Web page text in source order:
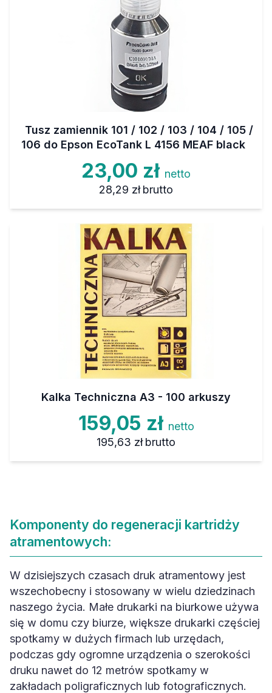
Tusz zamiennik 101 / 102 / 103 / 104 / 105 /
106 do Epson EcoTank L 4156 MEAF black
23,00 zł netto
28,29 zł brutto
Kalka Techniczna A3 - 100 arkuszy
159,05 zł netto
195,63 zł brutto
Komponenty do regeneracji kartridży
atramentowych:
W dzisiejszych czasach druk atramentowy jest
wszechobecny i stosowany w wielu dziedzinach
naszego życia. Małe drukarki na biurkowe używa
się w domu czy biurze, większe drukarki częściej
spotkamy w dużych firmach lub urzędach,
podczas gdy ogromne urządzenia o szerokości
druku nawet do 12 metrów spotkamy w
zakładach poligraficznych lub fotograficznych.